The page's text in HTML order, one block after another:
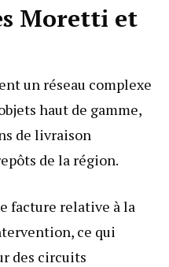
Moretti et
un réseau complexe
haut de gamme,
de livraison
de la région.
facture relative à la
ce qui
des circuits